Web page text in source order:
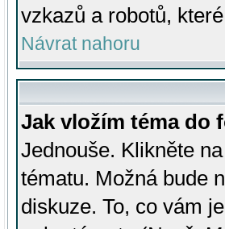
vzkazů a robotů,
Návrat nahoru
Jak vložím téma do
Jednouše. Klikněte
tématu. Možná bude
diskuze. To, co vám